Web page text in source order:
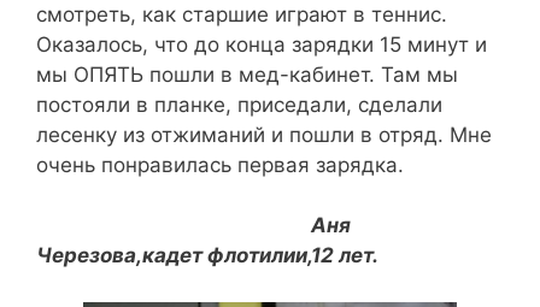
смотреть, как старшие играют в теннис.
Оказалось, что до конца зарядки 15 минут и
мы ОПЯТЬ пошли в мед-кабинет. Там мы
постояли в планке, приседали, сделали
лесенку из отжиманий и пошли в отряд. Мне
очень понравилась первая зарядка.
Аня
Черезова,кадет флотилии,12 лет.